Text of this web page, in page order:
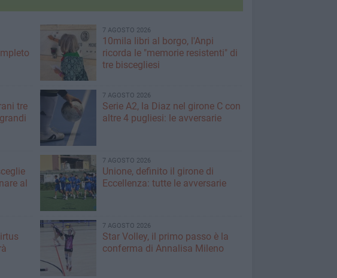
7 AGOSTO 2026
10mila libri al borgo, l'Anpi
ricorda le "memorie resistenti" di
tre biscegliesi
tre
7 AGOSTO 2026
Serie A2, la Diaz nel girone C con
altre 4 pugliesi: le avversarie
al
7 AGOSTO 2026
Unione, definito il girone di
Eccellenza: tutte le avversarie
7 AGOSTO 2026
Star Volley, il primo passo è la
conferma di Annalisa Mileno